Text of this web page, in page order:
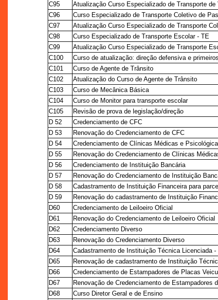
C95
Atualização Curso Especializado de Transporte
C96
Curso Especializado de Transporte Coletivo de
C97
Atualização Curso Especializado de Transporte
C98
Curso Especializado de Transporte Escolar - TE
C99
Atualização Curso Especializado de Transporte
C100
Curso de atualização: direção defensiva e
C101
Curso de Agente de Trânsito
C102
Atualização do Curso de Agente de Trânsito
C103
Curso de Mecânica Básica
C104
Curso de Monitor para transporte escolar
C105
Revisão de prova de legislação/direção
D 52
Credenciamento de CFC
D 53
Renovação do Credenciamento de CFC
D 54
Credenciamento de Clínicas Médicas e
D 55
Renovação do Credenciamento de Clínicas
D 56
Credenciamento de Instituição Bancária
D 57
Renovação do Credenciamento de Instituição
D 58
Cadastramento de Instituição Financeira para
D 59
Renovação do cadastramento de Instituição
D60
Credenciamento de Leiloeiro Oficial
D61
Renovação do Credenciamento de Leiloeiro Oficial
D62
Credenciamento Diverso
D63
Renovação do Credenciamento Diverso
D64
Cadastramento de Instituição Técnica Licenciada -
D65
Renovação de cadastramento de Instituição
D66
Credenciamento de Estampadores de Placas
D67
Renovação de Credenciamento de Estampadores
D68
Curso Diretor Geral e de Ensino